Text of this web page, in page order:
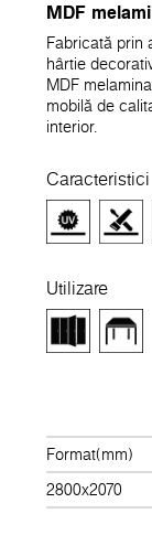
MDF
Fabricată prin
hârtie
MDF
mobilă de
interior.
Caracteristici
Utilizare
Format(mm)
2800x2070